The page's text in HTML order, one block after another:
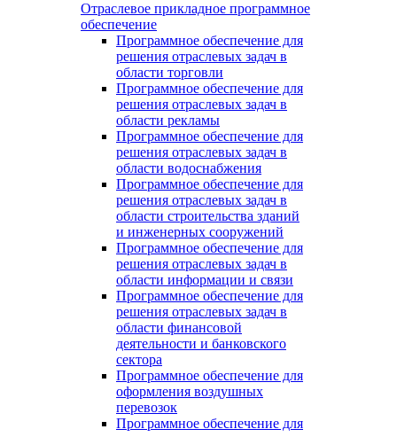
Отраслевое прикладное программное
обеспечение
Программное обеспечение для
решения отраслевых задач в
области торговли
Программное обеспечение для
решения отраслевых задач в
области рекламы
Программное обеспечение для
решения отраслевых задач в
области водоснабжения
Программное обеспечение для
решения отраслевых задач в
области строительства зданий
и инженерных сооружений
Программное обеспечение для
решения отраслевых задач в
области информации и связи
Программное обеспечение для
решения отраслевых задач в
области финансовой
деятельности и банковского
сектора
Программное обеспечение для
оформления воздушных
перевозок
Программное обеспечение для